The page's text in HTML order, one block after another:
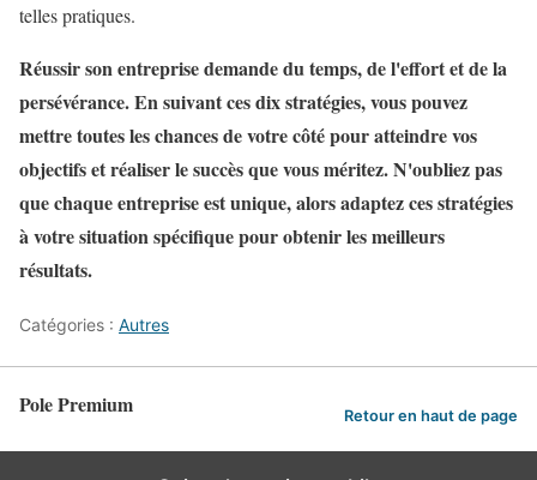
telles pratiques.
Réussir son entreprise demande du temps, de l'effort et de la
persévérance. En suivant ces dix stratégies, vous pouvez
mettre toutes les chances de votre côté pour atteindre vos
objectifs et réaliser le succès que vous méritez. N'oubliez pas
que chaque entreprise est unique, alors adaptez ces stratégies
à votre situation spécifique pour obtenir les meilleurs
résultats.
Catégories : Autres
Pole Premium Retour en haut de page